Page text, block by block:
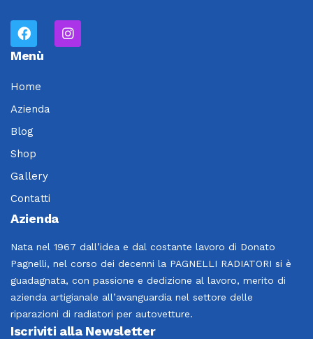
Menù
Home
Azienda
Blog
Shop
Gallery
Contatti
Azienda
Nata nel 1967 dall’idea e dal costante lavoro di Donato
Pagnelli, nel corso dei decenni la PAGNELLI RADIATORI si è
guadagnata, con passione e dedizione al lavoro, merito di
azienda artigianale all’avanguardia nel settore delle
riparazioni di radiatori per autovetture.
Iscriviti alla Newsletter